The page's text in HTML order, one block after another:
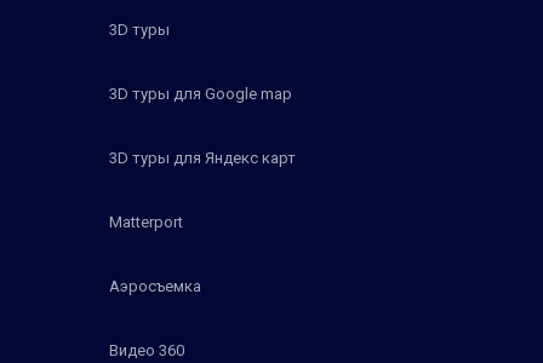
3D туры
3D туры для Google map
3D туры для Яндекс карт
Matterport
Аэросъемка
Видео 360